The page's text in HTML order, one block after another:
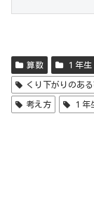
算数 １年生
くり下がりのあ
考え方 １年